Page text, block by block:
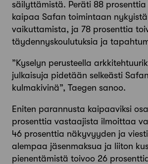
säilyttämistä. Peräti 88
kaipaa Safan toimintaan
vaikuttamista, ja 78 prosenttia
täydennyskoulutuksia ja
”Kyselyn perusteella
julkaisuja pidetään selkeästi
kulmakivinä”, Taegen sanoo.
Eniten parannusta kaipaaviksi
prosenttia vastaajista ilmoittaa
46 prosenttia näkyvyyden ja
alempaa jäsenmaksua ja liiton
pienentämistä toivoo 26